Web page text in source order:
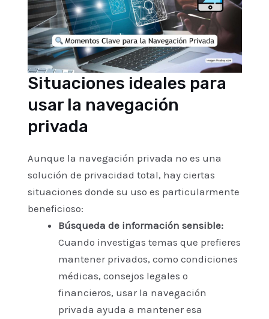
Situaciones ideales para
usar la navegación
privada
Aunque la navegación privada no es una
solución de privacidad total, hay ciertas
situaciones donde su uso es particularmente
beneficioso:
Búsqueda de información sensible:
Cuando investigas temas que prefieres
mantener privados, como condiciones
médicas, consejos legales o
financieros, usar la navegación
privada ayuda a mantener esa